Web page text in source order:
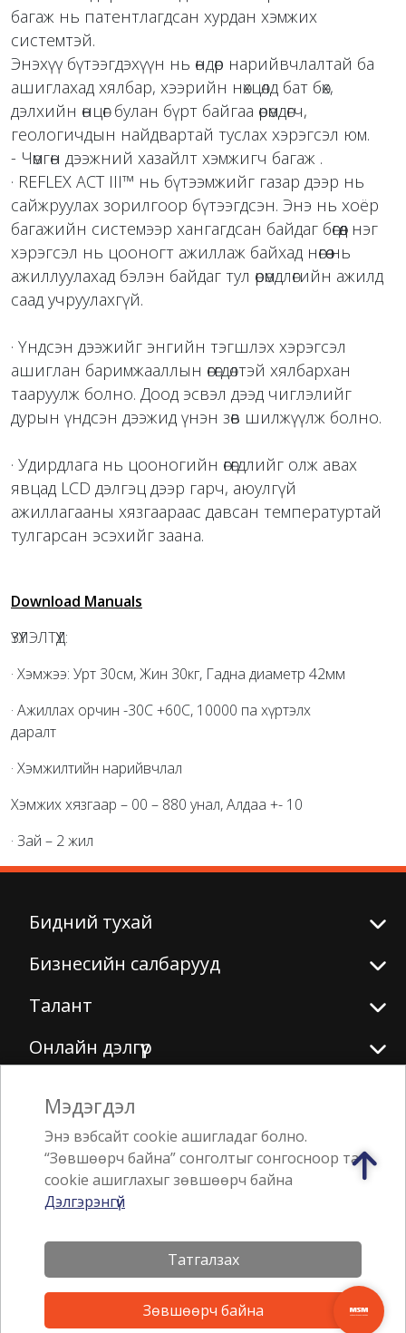
багаж нь патентлагдсан хурдан хэмжих
системтэй.
Энэхүү бүтээгдэхүүн нь өндөр нарийвчлалтай ба
ашиглахад хялбар, хээрийн нөхцөлд бат бөх,
дэлхийн өнцөг булан бүрт байгаа өрөмдөгч,
геологичдын найдвартай туслах хэрэгсэл юм.
- Чөмгөн дээжний хазайлт хэмжигч багаж .
· REFLEX ACT III™ нь бүтээмжийг газар дээр нь
сайжруулах зорилгоор бүтээгдсэн. Энэ нь хоёр
багажийн системээр хангагдсан байдаг бөгөөд нэг
хэрэгсэл нь цооногт ажиллаж байхад нөгөө нь
ажиллуулахад бэлэн байдаг тул өрөмдлөгийн ажилд
саад учруулахгүй.
· Үндсэн дээжийг энгийн тэгшлэх хэрэгсэл
ашиглан баримжааллын өгөгдөлтэй хялбархан
тааруулж болно. Доод эсвэл дээд чиглэлийг
дурын үндсэн дээжид үнэн зөв шилжүүлж болно.
· Удирдлага нь цооногийн өгөгдлийг олж авах
явцад LCD дэлгэц дээр гарч, аюулгүй
ажиллагааны хязгаараас давсан температуртай
тулгарсан эсэхийг заана.
Download Manuals
ҮЗҮҮЛЭЛТҮҮД:
· Хэмжээ: Урт 30см, Жин 30кг, Гадна диаметр 42мм
· Ажиллах орчин -30С +60С, 10000 па хүртэлх
даралт
· Хэмжилтийн нарийвчлал
Хэмжих хязгаар – 00 – 880 унал, Алдаа +- 10
· Зай – 2 жил
Бидний тухай
Бизнесийн салбарууд
Талант
Онлайн дэлгүүр
Биднийг дагаарай
Аппликэйшн татах
Мэдэгдэл
Энэ вэбсайт cookie ашигладаг болно.
“Зөвшөөрч байна” сонголтыг сонгосноор та
cookie ашиглахыг зөвшөөрч байна
Дэлгэрэнгүй
Татгалзах
Зөвшөөрч байна